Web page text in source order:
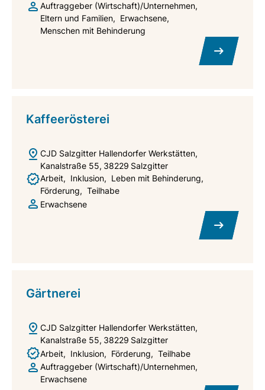
Auftraggeber (Wirtschaft)/Unternehmen
Eltern und Familien
Erwachsene
Menschen mit Behinderung
Kaffeerösterei
CJD Salzgitter Hallendorfer Werkstätten
Kanalstraße 55 38229 Salzgitter
Arbeit
Inklusion
Leben mit Behinderung
Förderung
Teilhabe
Erwachsene
Gärtnerei
CJD Salzgitter Hallendorfer Werkstätten
Kanalstraße 55 38229 Salzgitter
Arbeit
Inklusion Förderung
Teilhabe
Auftraggeber (Wirtschaft)/Unternehmen
Erwachsene